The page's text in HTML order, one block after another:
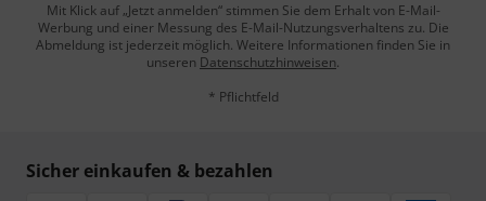
Mit Klick auf „Jetzt anmelden“ stimmen Sie dem Erhalt von E-Mail-
Werbung und einer Messung des E-Mail-Nutzungsverhaltens zu. Die
Abmeldung ist jederzeit möglich. Weitere Informationen finden Sie in
unseren Datenschutzhinweisen.
* Pflichtfeld
Sicher einkaufen & bezahlen